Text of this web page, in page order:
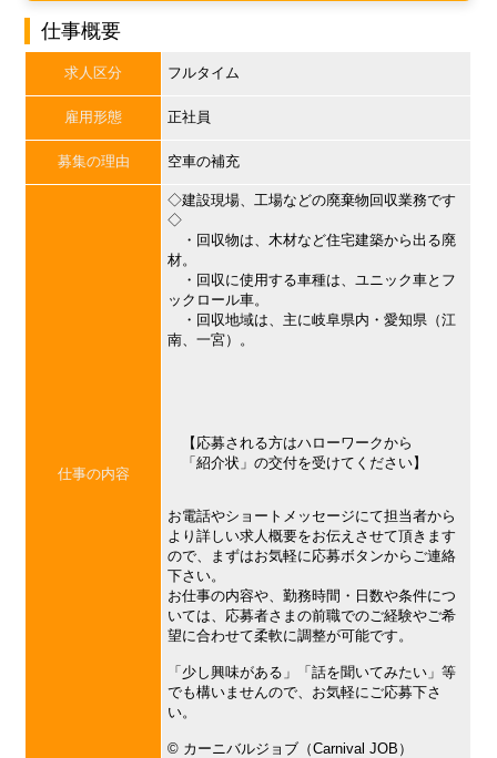
仕事概要
求人区分 フルタイム
雇用形態 正社員
募集の理由 空車の補充
仕事の内容
◇建設現場、工場などの廃棄物回収業務です
◇
・回収物は、木材など住宅建築から出る廃
材。
・回収に使用する車種は、ユニック車とフ
ックロール車。
・回収地域は、主に岐阜県内・愛知県（江
南、一宮）。
【応募される方はハローワークから
「紹介状」の交付を受けてください】
お電話やショートメッセージにて担当者から
より詳しい求人概要をお伝えさせて頂きます
ので、まずはお気軽に応募ボタンからご連絡
下さい。
お仕事の内容や、勤務時間・日数や条件につ
いては、応募者さまの前職でのご経験やご希
望に合わせて柔軟に調整が可能です。
「少し興味がある」「話を聞いてみたい」等
でも構いませんので、お気軽にご応募下さ
い。
©︎ カーニバルジョブ（Carnival JOB）